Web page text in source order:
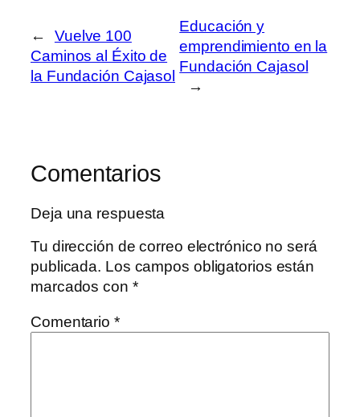
←
Vuelve 100
Caminos al Éxito de
la Fundación Cajasol
Educación y
emprendimiento en la
Fundación Cajasol
→
Comentarios
Deja una respuesta
Tu dirección de correo electrónico no será
publicada. Los campos obligatorios están
marcados con *
Comentario *